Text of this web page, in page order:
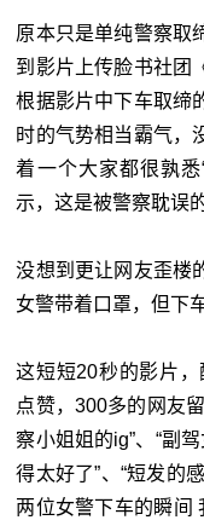
原本只是单纯警察取
到影片上传脸书社团
根据影片中下车取缔
时的气势相当霸气，
着一个大家都很孰
示，这是被警察耽误
没想到更让网友歪楼
女警带着口罩，但下
这短短20秒的影片
点赞，300多的网友
察小姐姐的ig”、“副
得太好了”、“短发的
两位女警下车的瞬间